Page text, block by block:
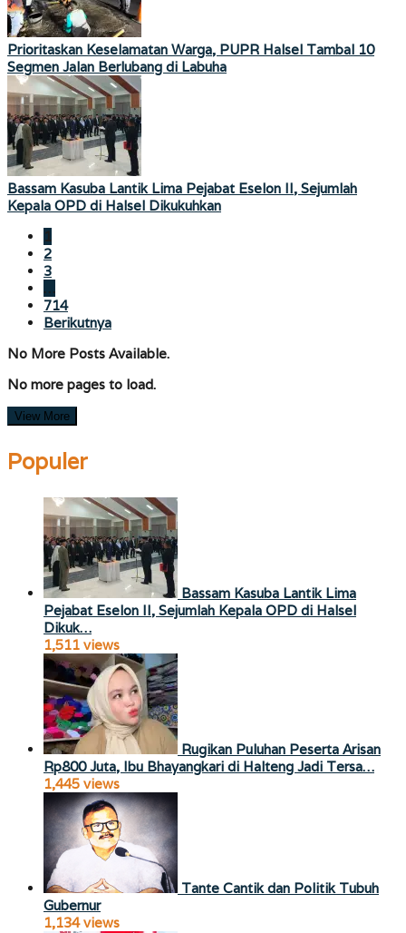
Prioritaskan Keselamatan Warga, PUPR Halsel Tambal 10
Segmen Jalan Berlubang di Labuha
Bassam Kasuba Lantik Lima Pejabat Eselon II, Sejumlah
Kepala OPD di Halsel Dikukuhkan
1
2
3
…
714
Berikutnya
No More Posts Available.
No more pages to load.
View More
Populer
Bassam Kasuba Lantik Lima
Pejabat Eselon II, Sejumlah Kepala OPD di Halsel
Dikuk…
1,511 views
Rugikan Puluhan Peserta Arisan
Rp800 Juta, Ibu Bhayangkari di Halteng Jadi Tersa…
1,445 views
Tante Cantik dan Politik Tubuh
Gubernur
1,134 views